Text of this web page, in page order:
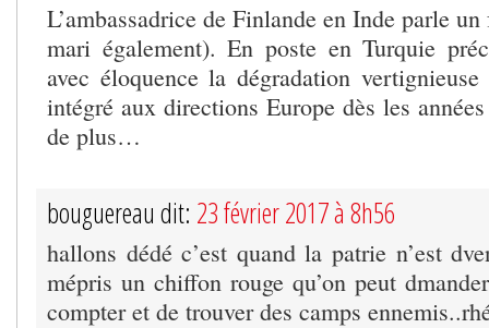
L’ambassadrice de Finlande en Inde parle
mari également). En poste en Turquie
avec éloquence la dégradation
intégré aux directions Europe dès les
de plus…
bouguereau dit: 23 février 2017 à 8h56
hallons dédé c’est quand la patrie n’est
mépris un chiffon rouge qu’on peut
compter et de trouver des camps